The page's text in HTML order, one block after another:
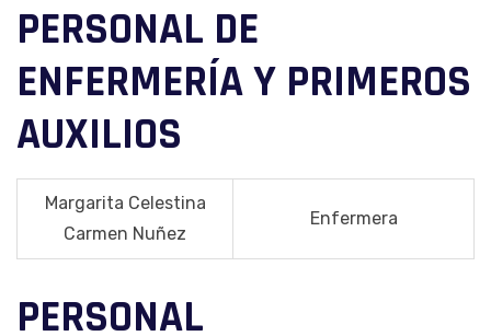
PERSONAL DE
ENFERMERÍA Y PRIMEROS
AUXILIOS
Margarita Celestina
Carmen Nuñez
Enfermera
PERSONAL